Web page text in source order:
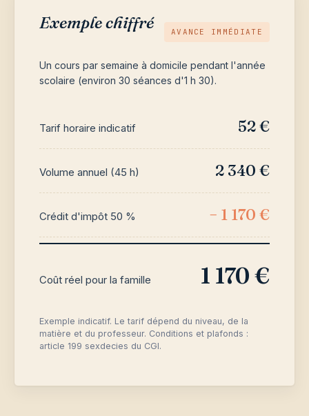
Exemple chiffré AVANCE IMMÉDIATE
Un cours par semaine à domicile pendant l'année
scolaire (environ 30 séances d'1 h 30).
Tarif horaire indicatif 52 €
Volume annuel (45 h) 2 340 €
Crédit d'impôt 50 % − 1 170 €
Coût réel pour la famille 1 170 €
Exemple indicatif. Le tarif dépend du niveau, de la
matière et du professeur. Conditions et plafonds :
article 199 sexdecies du CGI.